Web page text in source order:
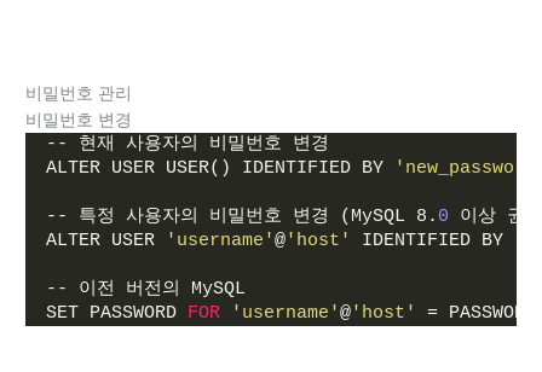
비밀번호 관리
비밀번호 변경
-- 현재 사용자의 비밀번호 변경
ALTER USER USER() IDENTIFIED BY
-- 특정 사용자의 비밀번호 변경 (MySQL 8. 0 이상 권
ALTER USER
'username'@'host' IDENTIFIED BY
-- 이전 버전의 MySQL
SET PASSWORD FOR 'username'@'host' =